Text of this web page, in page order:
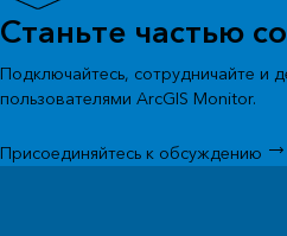
Станьте частью
Подключайтесь, сотрудничайте и
пользователями ArcGIS Monitor.
Присоединяйтесь к обсуждению